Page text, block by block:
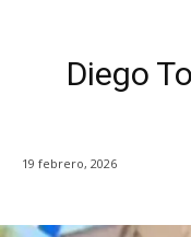
Diego
19 febrero, 2026